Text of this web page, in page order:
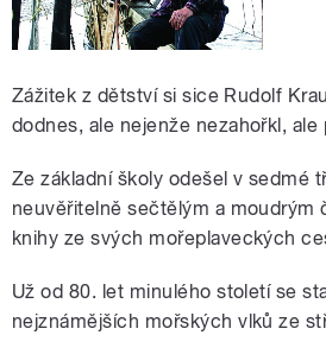
Zážitek z dětství si sice Rudolf
dodnes, ale nejenže nezahořkl, ale
Ze základní školy odešel v sedmé
neuvěřitelně sečtělým a moudrým
knihy ze svých mořeplaveckých
Už od 80. let minulého století se
nejznámějších mořských vlků ze